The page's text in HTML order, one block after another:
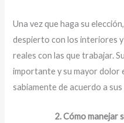
Una vez que haga su
despierto con los interiores
reales con las que trabajar.
importante y su mayor dolor
sabiamente de acuerdo a
2. Cómo manejar